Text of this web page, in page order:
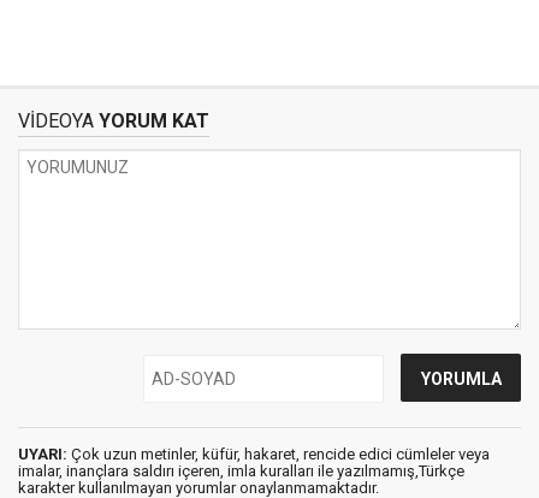
VİDEOYA YORUM KAT
UYARI: Çok uzun metinler, küfür, hakaret, rencide edici cümleler veya
imalar, inançlara saldırı içeren, imla kuralları ile yazılmamış,Türkçe
karakter kullanılmayan yorumlar onaylanmamaktadır.